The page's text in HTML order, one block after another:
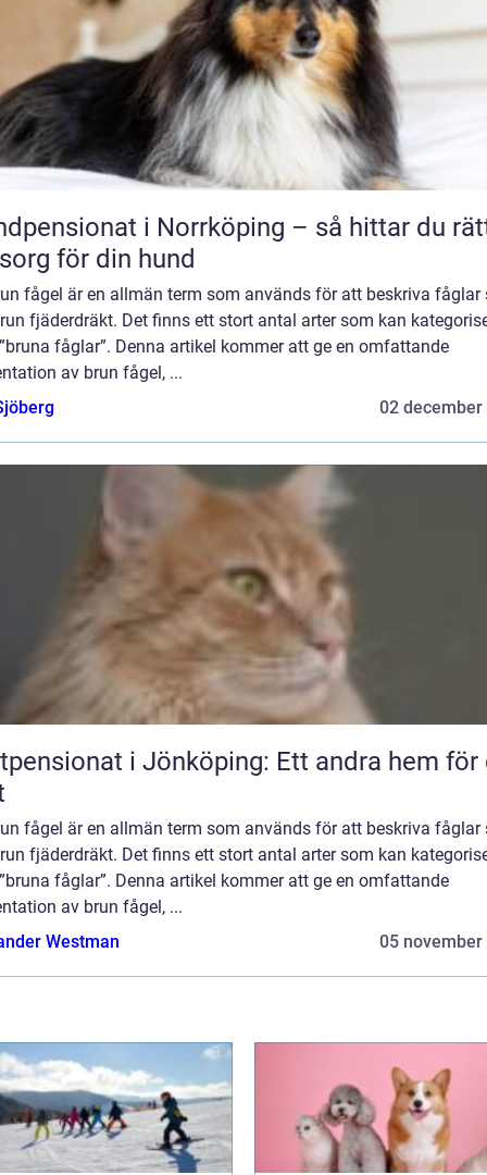
i Norrköping – så hittar du
för din hund
fågel är en allmän term som används för att beskriva fåglar
fjäderdräkt. Det finns ett stort antal arter som kan
fåglar”. Denna artikel kommer att ge en omfattande
av brun fågel, ...
02 december
i Jönköping: Ett andra hem för
fågel är en allmän term som används för att beskriva fåglar
fjäderdräkt. Det finns ett stort antal arter som kan
fåglar”. Denna artikel kommer att ge en omfattande
av brun fågel, ...
Westman
05 november